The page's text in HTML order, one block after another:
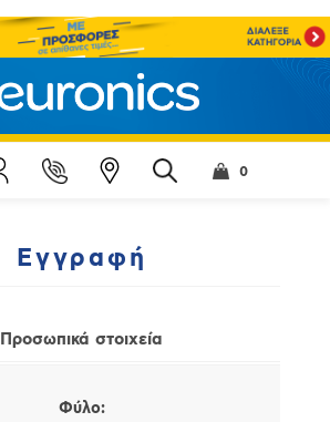
0
Εγγραφή
Προσωπικά στοιχεία
Φύλο: